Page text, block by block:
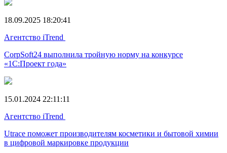
18.09.2025 18:20:41
Агентство iTrend
CorpSoft24 выполнила тройную норму на конкурсе
«1С:Проект года»
15.01.2024 22:11:11
Агентство iTrend
Utrace поможет производителям косметики и бытовой химии
в цифровой маркировке продукции